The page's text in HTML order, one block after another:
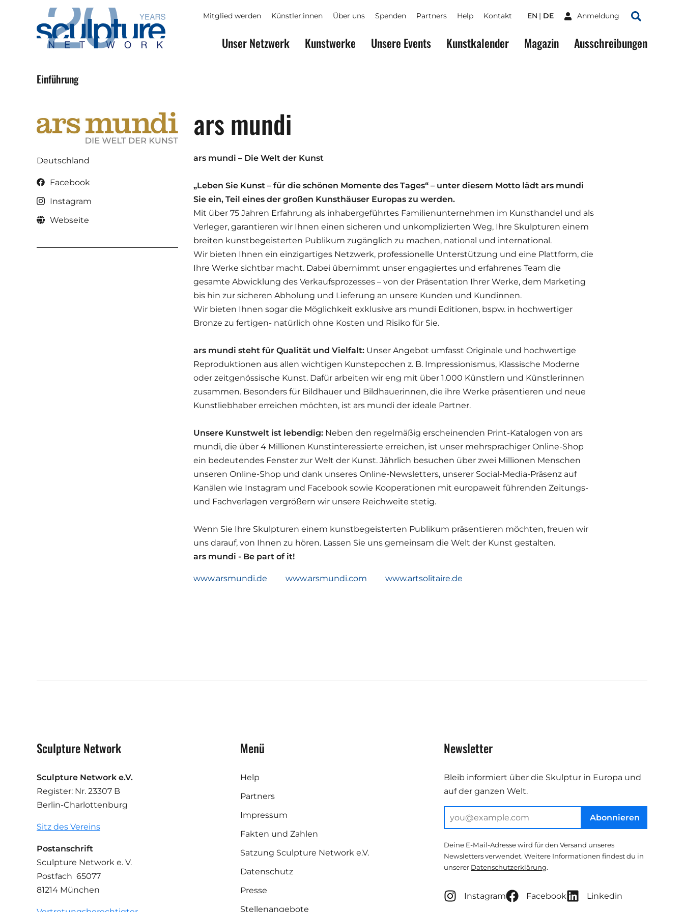
Skip to main content
Mitglied werden Künstler:innen Über uns Spenden Partners Help Kontakt EN DE Anmeldung
Suchen
Unser Netzwerk Kunstwerke Unsere Events Kunstkalender Magazin Ausschreibungen
Einführung
Deutschland
Facebook
Instagram
Webseite
ars mundi
ars mundi – Die Welt der Kunst
„Leben Sie Kunst – für die schönen Momente des Tages“ – unter diesem Motto lädt ars mundi
Sie ein, Teil eines der großen Kunsthäuser Europas zu werden.
Mit über 75 Jahren Erfahrung als inhabergeführtes Familienunternehmen im Kunsthandel und als
Verleger, garantieren wir Ihnen einen sicheren und unkomplizierten Weg, Ihre Skulpturen einem
breiten kunstbegeisterten Publikum zugänglich zu machen, national und international.
Wir bieten Ihnen ein einzigartiges Netzwerk, professionelle Unterstützung und eine Plattform, die
Ihre Werke sichtbar macht. Dabei übernimmt unser engagiertes und erfahrenes Team die
gesamte Abwicklung des Verkaufsprozesses – von der Präsentation Ihrer Werke, dem Marketing
bis hin zur sicheren Abholung und Lieferung an unsere Kunden und Kundinnen.
Wir bieten Ihnen sogar die Möglichkeit exklusive ars mundi Editionen, bspw. in hochwertiger
Bronze zu fertigen- natürlich ohne Kosten und Risiko für Sie.
ars mundi steht für Qualität und Vielfalt:Unser Angebot umfasst Originale und hochwertige
Reproduktionen aus allen wichtigen Kunstepochen z. B. Impressionismus, Klassische Moderne
oder zeitgenössische Kunst. Dafür arbeiten wir eng mit über 1.000 Künstlern und Künstlerinnen
zusammen. Besonders für Bildhauer und Bildhauerinnen, die ihre Werke präsentieren und neue
Kunstliebhaber erreichen möchten, ist ars mundi der ideale Partner.
Unsere Kunstwelt ist lebendig:Neben den regelmäßig erscheinenden Print-Katalogen von ars
mundi, die über 4 Millionen Kunstinteressierte erreichen, ist unser mehrsprachiger Online-Shop
ein bedeutendes Fenster zur Welt der Kunst. Jährlich besuchen über zwei Millionen Menschen
unseren Online-Shop und dank unseres Online-Newsletters, unserer Social-Media-Präsenz auf
Kanälen wie Instagram und Facebook sowie Kooperationen mit europaweit führenden Zeitungs-
und Fachverlagen vergrößern wir unsere Reichweite stetig.
Wenn Sie Ihre Skulpturen einem kunstbegeisterten Publikum präsentieren möchten, freuen wir
uns darauf, von Ihnen zu hören. Lassen Sie uns gemeinsam die Welt der Kunst gestalten.
ars mundi - Be part of it!
www.arsmundi.de www.arsmundi.com www.artsolitaire.de
Sculpture Network
Sculpture Network e.V.
Register: Nr. 23307 B
Berlin-Charlottenburg
Sitz des Vereins
Postanschrift
Sculpture Network e. V.
Postfach 65077
81214 München
Menü
Help
Partners
Impressum
Fakten und Zahlen
Satzung Sculpture Network e.V.
Datenschutz
Presse
Stellenangebote
Newsletter
Bleib informiert über die Skulptur in Europa und
auf der ganzen Welt.
Abonnieren
Deine E-Mail-Adresse wird für den Versand unseres
Newsletters verwendet. Weitere Informationen findest du in
unserer Datenschutzerklärung.
Instagram Facebook Linkedin